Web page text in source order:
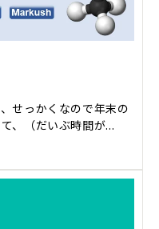
せっかくなので年末の
、（だいぶ時間が...